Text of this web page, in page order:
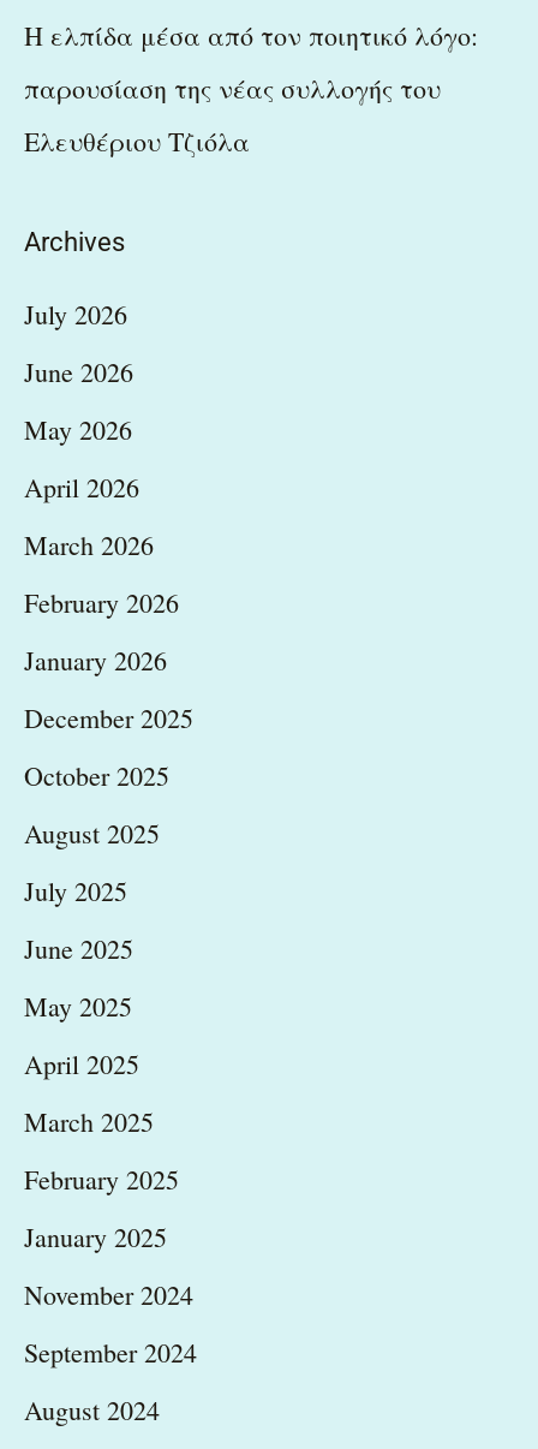
Η ελπίδα μέσα από τον ποιητικό λόγο:
παρουσίαση της νέας συλλογής του
Ελευθέριου Τζιόλα
Archives
July 2026
June 2026
May 2026
April 2026
March 2026
February 2026
January 2026
December 2025
October 2025
August 2025
July 2025
June 2025
May 2025
April 2025
March 2025
February 2025
January 2025
November 2024
September 2024
August 2024